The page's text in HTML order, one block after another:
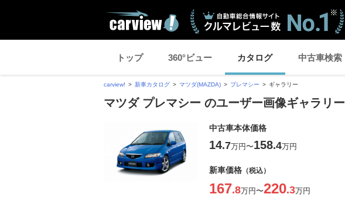
トップ 360°ビュー カタログ 中古車検索
carview! 新車カタログ マツダ(MAZDA) プレマシー ギャラリー
マツダ プレマシー のユーザー画像ギャラリー
中古車本体価格
14.7万円〜158.4万円
新車価格 （税込）
167.8万円〜220.3万円